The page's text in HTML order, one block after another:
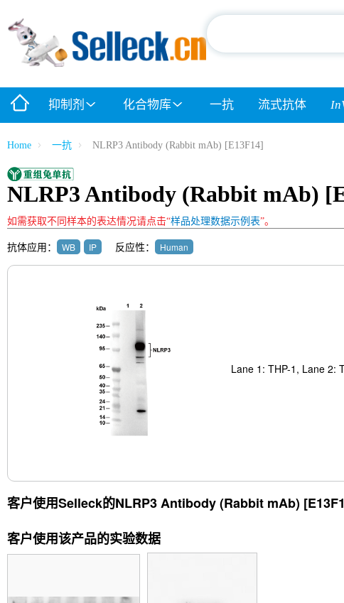
抑制剂 化合物库 一抗 流式抗体
Home 一抗 NLRP3 Antibody (Rabbit mAb) [E13F14]
NLRP3 Antibody (Rabbit mAb)
如需获取不同样本的表达情况请点击“样品处理数据示例表”。
抗体应用： WB IP 反应性： Human
Lane 1: THP-1, Lane 2:
客户使用Selleck的NLRP3 Antibody (Rabbit mAb)
客户使用该产品的实验数据